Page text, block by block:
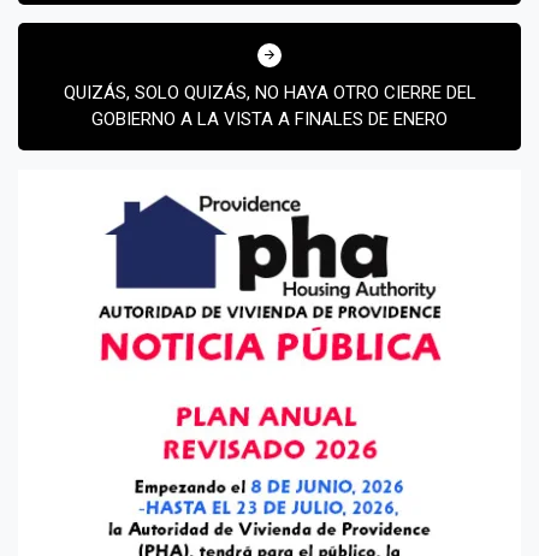
QUIZÁS, SOLO QUIZÁS, NO HAYA OTRO CIERRE DEL
GOBIERNO A LA VISTA A FINALES DE ENERO